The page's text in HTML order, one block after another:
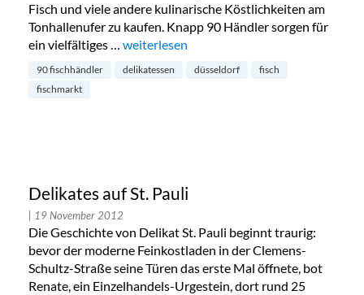
Fisch und viele andere kulinarische Köstlichkeiten am
Tonhallenufer zu kaufen. Knapp 90 Händler sorgen für
ein vielfältiges … „Wieder eröffnet: Düsseldorfer Fischmarkt
weiterlesen
90 fischhändler delikatessen düsseldorf
fisch
fischmarkt
Delikates auf St. Pauli
| 19 November 2012
Die Geschichte von Delikat St. Pauli beginnt traurig:
bevor der moderne Feinkostladen in der Clemens-
Schultz-Straße seine Türen das erste Mal öffnete, bot
Renate, ein Einzelhandels-Urgestein, dort rund 25